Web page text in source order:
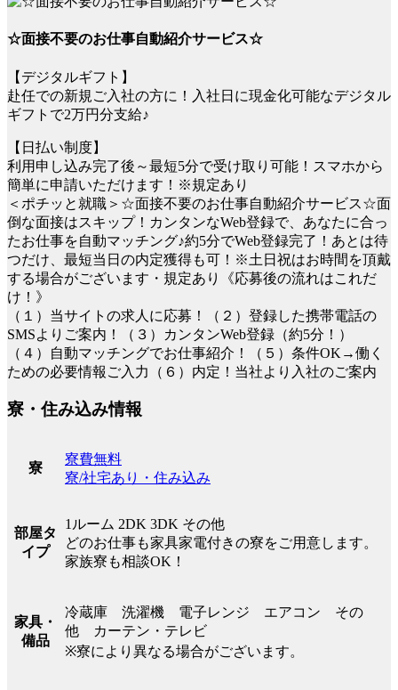
☆面接不要のお仕事自動紹介サービス☆
【デジタルギフト】
赴任での新規ご入社の方に！入社日に現金化可能なデジタル
ギフトで2万円分支給♪
【日払い制度】
利用申し込み完了後～最短5分で受け取り可能！スマホから
簡単に申請いただけます！※規定あり
＜ポチッと就職＞☆面接不要のお仕事自動紹介サービス☆面
倒な面接はスキップ！カンタンなWeb登録で、あなたに合っ
たお仕事を自動マッチング♪約5分でWeb登録完了！あとは待
つだけ、最短当日の内定獲得も可！※土日祝はお時間を頂戴
する場合がございます・規定あり《応募後の流れはこれだ
け！》
（１）当サイトの求人に応募！（２）登録した携帯電話の
SMSよりご案内！（３）カンタンWeb登録（約5分！）
（４）自動マッチングでお仕事紹介！（５）条件OK→働く
ための必要情報ご入力（６）内定！当社より入社のご案内
寮・住み込み情報
寮
寮費無料
寮/社宅あり・住み込み
部屋タ
イプ
1ルーム 2DK 3DK その他
どのお仕事も家具家電付きの寮をご用意します。
家族寮も相談OK！
家具・
備品
冷蔵庫 洗濯機 電子レンジ エアコン その
他 カーテン・テレビ
※寮により異なる場合がございます。